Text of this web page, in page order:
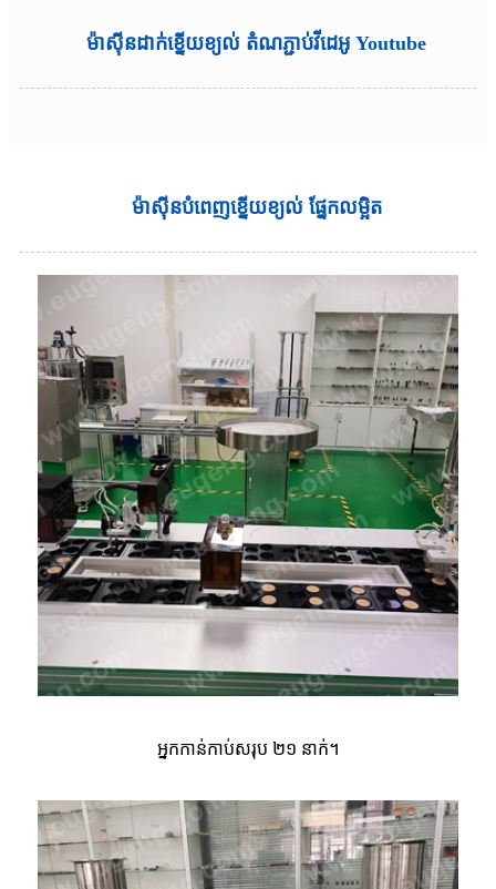
ម៉ាស៊ីនដាក់ខ្នើយខ្យល់ តំណភ្ជាប់វីដេអូ Youtube
ម៉ាស៊ីនបំពេញខ្នើយខ្យល់ ផ្នែកលម្អិត
អ្នក​កាន់​កាប់​សរុប ២១ នាក់។